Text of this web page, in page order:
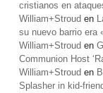
cristianos en
William+Stroud en
su nuevo barrio era
William+Stroud en
Communion Host
William+Stroud en
Splasher in kid-